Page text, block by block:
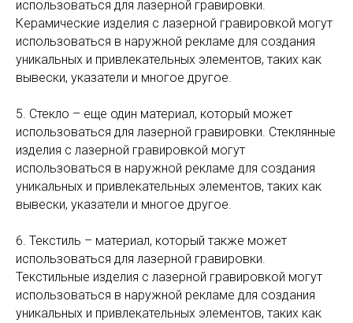
использоваться для лазерной гравировки.
Керамические изделия с лазерной гравировкой могут
использоваться в наружной рекламе для создания
уникальных и привлекательных элементов, таких как
вывески, указатели и многое другое.
5. Стекло – еще один материал, который может
использоваться для лазерной гравировки. Стеклянные
изделия с лазерной гравировкой могут
использоваться в наружной рекламе для создания
уникальных и привлекательных элементов, таких как
вывески, указатели и многое другое.
6. Текстиль – материал, который также может
использоваться для лазерной гравировки.
Текстильные изделия с лазерной гравировкой могут
использоваться в наружной рекламе для создания
уникальных и привлекательных элементов, таких как